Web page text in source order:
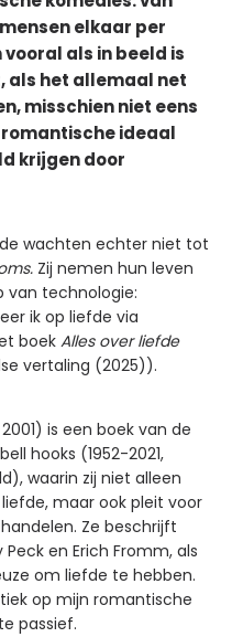
elkaar per
als in beeld is
als het allemaal net
misschien niet eens
romantische ideaal
krijgen door
wachten echter niet tot
Zij nemen hun leven
van technologie:
ik op liefde via
boek Alles over liefde
vertaling (2025)).
2001) is een boek van de
hooks (1952-2021,
waarin zij niet alleen
maar ook pleit voor
Ze beschrijft
en Erich Fromm, als
om liefde te hebben.
op mijn romantische
passief.